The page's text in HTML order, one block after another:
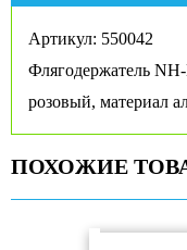
Артикул: 550042
Флягодержатель
розовый, материал
ПОХОЖИЕ